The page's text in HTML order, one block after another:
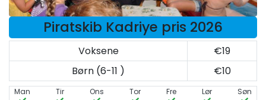
Piratskib Kadriye pris 2026
Voksene
€19
Børn (6-11 )
€10
Man Tir Ons Tor Fre Lør Søn